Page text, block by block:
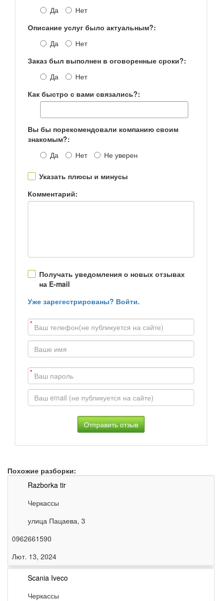
Да
Нет
Описание услуг было актуальным?:
Да
Нет
Заказ был выполнен в оговоренные сроки?:
Да
Нет
Как быстро с вами связались?:
Вы бы порекомендовали компанию своим
знакомым?:
Да
Нет Не уверен
Указать плюсы и минусы
Комментарий:
Получать уведомления о новых отзывах
на E-mail
Уже зарегестрированы? Войти.
*
*
Похожие разборки:
Razborka tir
Черкассы
улица Пацаева, 3
0962661590
Лют. 13, 2024
Scania Iveco
Черкассы